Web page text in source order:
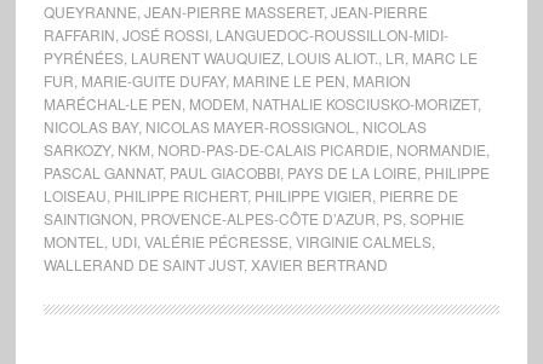
QUEYRANNE JEAN-PIERRE MASSERET, JEAN-PIERRE
RAFFARIN JOSÉ ROSSI, LANGUEDOC-ROUSSILLON-MIDI-
PYRÉNÉES, LAURENT WAUQUIEZ, LOUIS ALIOT. LR MARC LE
FUR MARIE-GUITE DUFAY, MARINE LE PEN MARION
MARÉCHAL-LE PEN MODEM NATHALIE KOSCIUSKO-MORIZET,
NICOLAS BAY, NICOLAS MAYER-ROSSIGNOL
NICOLAS
SARKOZY, NKM NORD-PAS-DE-CALAIS PICARDIE NORMANDIE
PASCAL GANNAT, PAUL GIACOBBI, PAYS DE LA LOIRE PHILIPPE
LOISEAU PHILIPPE RICHERT, PHILIPPE VIGIER PIERRE DE
SAINTIGNON PROVENCE-ALPES-CÔTE D’AZUR PS, SOPHIE
MONTEL
UDI, VALÉRIE PÉCRESSE VIRGINIE CALMELS,
WALLERAND DE SAINT JUST, XAVIER BERTRAND